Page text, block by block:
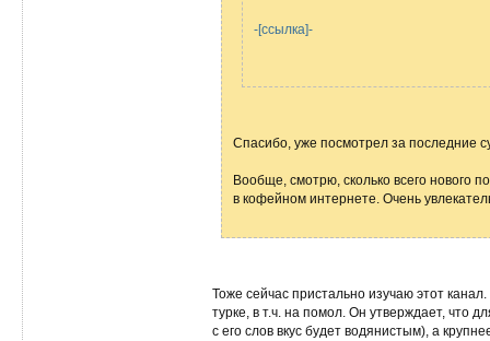
-[ссылка]-
Спасибо, уже посмотрел за последние
Вообще, смотрю, сколько всего нового
в кофейном интернете. Очень
Тоже сейчас пристально изучаю этот
турке, в т.ч. на помол. Он утверждает, что
с его слов вкус будет водянистым), а